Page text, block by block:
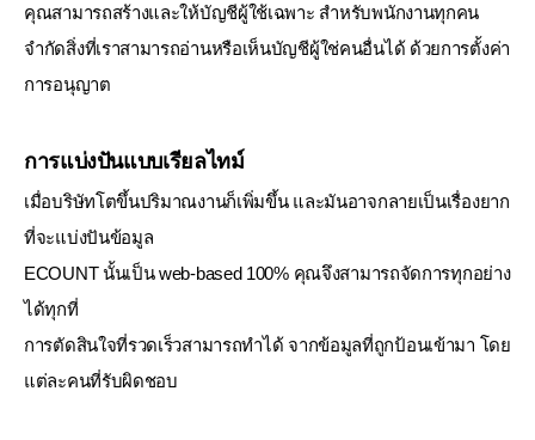
คุณสามารถสร้างและให้บัญชีผู้ใช้เฉพาะ สำหรับพนักงานทุกคน
จำกัดสิ่งที่เราสามารถอ่านหรือเห็นบัญชีผู้ใช่คนอื่นได้ ด้วยการตั้งค่า
การอนุญาต
การแบ่งปันแบบเรียลไทม์
เมื่อบริษัทโตขึ้นปริมาณงานก็เพิ่มขึ้น และมันอาจกลายเป็นเรื่องยาก
ที่จะแบ่งปันข้อมูล
ECOUNT นั้นเป็น web-based 100% คุณจึงสามารถจัดการทุกอย่าง
ได้ทุกที่
การตัดสินใจที่รวดเร็วสามารถทำได้ จากข้อมูลที่ถูกป้อนเข้ามา โดย
แต่ละคนที่รับผิดชอบ